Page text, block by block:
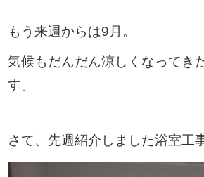
もう来週からは9月。
気候もだんだん涼しくなってき
す。
さて、先週紹介しました浴室工